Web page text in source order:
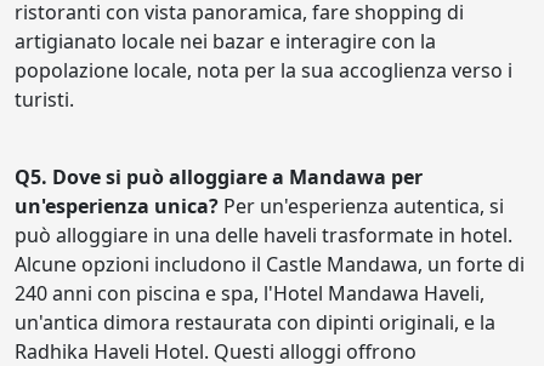
ristoranti con vista panoramica, fare shopping di
artigianato locale nei bazar e interagire con la
popolazione locale, nota per la sua accoglienza verso i
turisti.
Q5. Dove si può alloggiare a Mandawa per
un'esperienza unica? Per un'esperienza autentica, si
può alloggiare in una delle haveli trasformate in hotel.
Alcune opzioni includono il Castle Mandawa, un forte di
240 anni con piscina e spa, l'Hotel Mandawa Haveli,
un'antica dimora restaurata con dipinti originali, e la
Radhika Haveli Hotel. Questi alloggi offrono